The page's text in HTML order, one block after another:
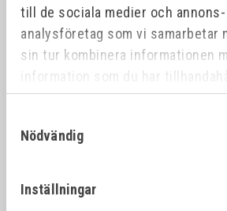
till de sociala medier och
analysföretag som vi samarbetar
sin tur kombinera informationen
information som du har
har samlat in när du har använt
Nödvändig
Inställningar
Alla
NAMN
125-12